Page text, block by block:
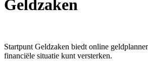
Geldzaken
Startpunt Geldzaken biedt online
financiële situatie kunt versterken.